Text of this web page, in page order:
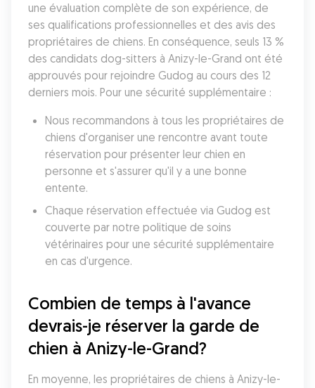
une évaluation complète de son expérience, de
ses qualifications professionnelles et des avis des
propriétaires de chiens. En conséquence, seuls 13 %
des candidats dog-sitters à Anizy-le-Grand ont été
approuvés pour rejoindre Gudog au cours des 12
derniers mois. Pour une sécurité supplémentaire :
Nous recommandons à tous les propriétaires de
chiens d'organiser une rencontre avant toute
réservation pour présenter leur chien en
personne et s'assurer qu'il y a une bonne
entente.
Chaque réservation effectuée via Gudog est
couverte par notre politique de soins
vétérinaires pour une sécurité supplémentaire
en cas d'urgence.
Combien de temps à l'avance
devrais-je réserver la garde de
chien à Anizy-le-Grand?
En moyenne, les propriétaires de chiens à Anizy-le-